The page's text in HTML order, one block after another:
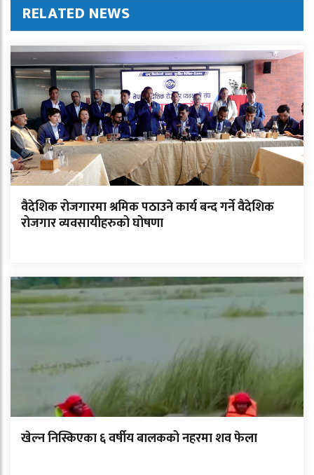
RELATED NEWS
वैदेशिक रोजगारमा श्रमिक पठाउने कार्य बन्द गर्ने वैदेशिक
रोजगार व्यवसायीहरुको घोषणा
खेल्न निस्किएका ६ वर्षीय बालकको नहरमा शव फेला